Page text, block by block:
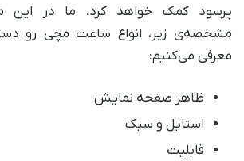
مشخصه‌ی زیر، انواع ساعت مچی رو
معرفی می‌کنیم:
ظاهر صفحه نمایش
استایل و سبک
قابلیت